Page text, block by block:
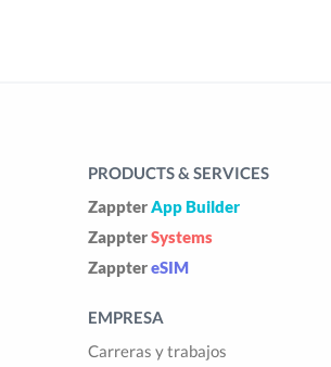
PRODUCTS & SERVICES
ZappterApp Builder
ZappterSystems
ZapptereSIM
EMPRESA
Carreras y trabajos